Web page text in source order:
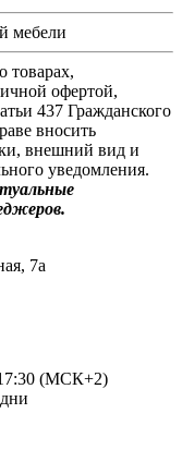
мебели
товарах,
офертой,
437 Гражданского
вносить
внешний вид и
уведомления.
7а
(МСК+2)